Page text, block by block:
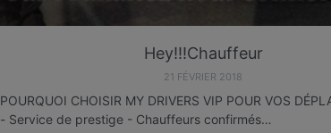
Hey!!!Chauffeur
21 FÉVRIER 2018
POURQUOI CHOISIR MY DRIVERS VIP POUR VOS
- Service de prestige - Chauffeurs confirmés…